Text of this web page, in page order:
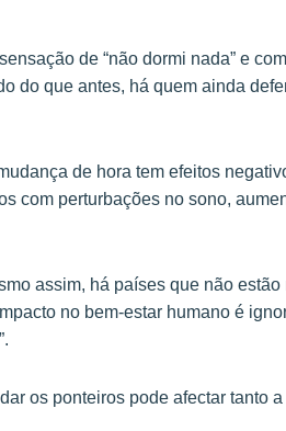
de “não dormi nada” e
do que antes, há quem ainda
de hora tem efeitos
com perturbações no sono,
assim, há países que não
no bem-estar humano é
os ponteiros pode afectar tanto